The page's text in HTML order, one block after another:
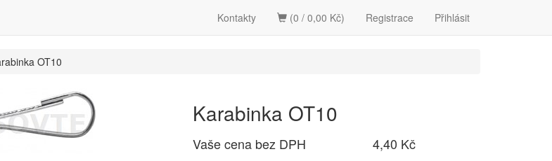
Registrace Přihlásit
Kontakty (0 / 0,00 Kč)
OT10
Karabinka OT10
Vaše cena bez DPH
4,40 Kč